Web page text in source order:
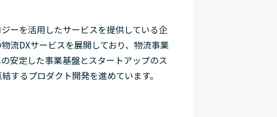
ーを活用したサービスを提供している企
流DXサービスを展開しており、物流事業
安定した事業基盤とスタートアップのス
するプロダクト開発を進めています。